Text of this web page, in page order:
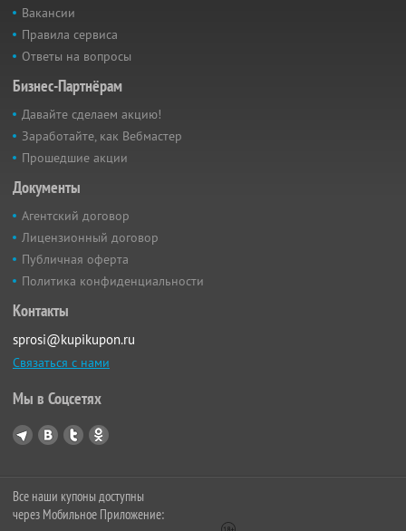
Вакансии
Правила сервиса
Ответы на вопросы
Бизнес-Партнёрам
Давайте сделаем акцию!
Заработайте, как Вебмастер
Прошедшие акции
Документы
Агентский договор
Лицензионный договор
Публичная оферта
Политика конфиденциальности
Контакты
sprosi@kupikupon.ru
Связаться с нами
Мы в Соцсетях
Все наши купоны доступны
через Мобильное Приложение: